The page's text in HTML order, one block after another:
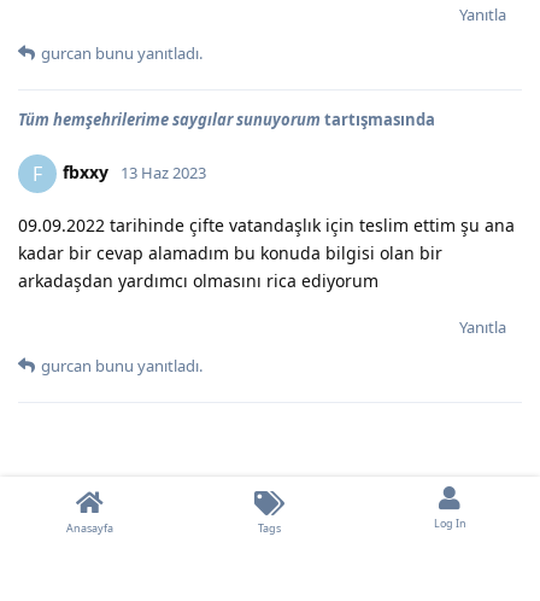
Yanıtla
gurcan bunu yanıtladı.
Tüm hemşehrilerime saygılar sunuyorum tartışmasında
F fbxxy 13 Haz 2023
09.09.2022 tarihinde çifte vatandaşlık için teslim ettim şu ana
kadar bir cevap alamadım bu konuda bilgisi olan bir
arkadaşdan yardımcı olmasını rica ediyorum
Yanıtla
gurcan bunu yanıtladı.
Anasayfa Tags Log In